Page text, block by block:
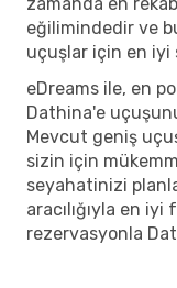
eğilimindedir ve
uçuşlar için en iyi
eDreams ile, en
Dathina'e
Mevcut geniş
sizin için
seyahatinizi
aracılığıyla en
rezervasyonla